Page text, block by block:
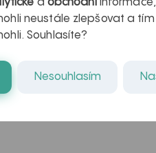
Po skončení
a obchodníinformace,
neustále zlepšovat a tím
Souhlasíte?
Nesouhlasím